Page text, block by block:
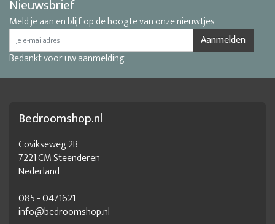
Nieuwsbrief
Meld je aan en blijf op de hoogte van onze nieuwtjes
Aanmelden
Bedankt voor uw aanmelding
Bedroomshop.nl
Covikseweg 2B
7221 CM Steenderen
Nederland
085 - 0471621
info@bedroomshop.nl